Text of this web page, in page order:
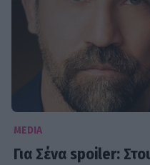
MEDIA
Για Σένα spoiler: